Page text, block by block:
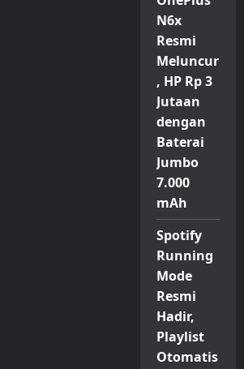
N6x
Resmi
Meluncur
, HP Rp 3
Jutaan
dengan
Baterai
Jumbo
7.000
mAh
Spotify
Running
Mode
Resmi
Hadir,
Playlist
Otomatis